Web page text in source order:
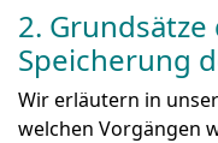
2.
Speicherung
Wir erläutern in
welchen Vorgängen